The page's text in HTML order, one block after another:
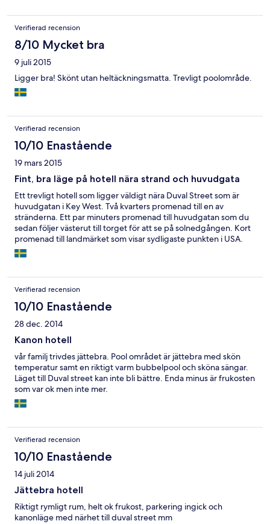
Verifierad recension
8/10 Mycket bra
9 juli 2015
Ligger bra! Skönt utan heltäckningsmatta. Trevligt poolområde.
Verifierad recension
10/10 Enastående
19 mars 2015
Fint, bra läge på hotell nära strand och huvudgata
Ett trevligt hotell som ligger väldigt nära Duval Street som är
huvudgatan i Key West. Två kvarters promenad till en av
stränderna. Ett par minuters promenad till huvudgatan som du
sedan följer västerut till torget för att se på solnedgången. Kort
promenad till landmärket som visar sydligaste punkten i USA.
Trevligt poolområde i mitten av hotellområdet.
Verifierad recension
10/10 Enastående
28 dec. 2014
Kanon hotell
vår familj trivdes jättebra. Pool området är jättebra med skön
temperatur samt en riktigt varm bubbelpool och sköna sängar.
Läget till Duval street kan inte bli bättre. Enda minus är frukosten
som var ok men inte mer.
Verifierad recension
10/10 Enastående
14 juli 2014
Jättebra hotell
Riktigt rymligt rum, helt ok frukost, parkering ingick och
kanonläge med närhet till duval street mm